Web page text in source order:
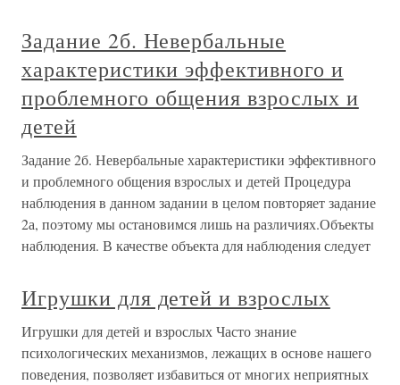
Задание 2б. Невербальные
характеристики эффективного и
проблемного общения взрослых и
детей
Задание 2б. Невербальные характеристики эффективного
и проблемного общения взрослых и детей Процедура
наблюдения в данном задании в целом повторяет задание
2а, поэтому мы остановимся лишь на различиях.Объекты
наблюдения. В качестве объекта для наблюдения следует
Игрушки для детей и взрослых
Игрушки для детей и взрослых Часто знание
психологических механизмов, лежащих в основе нашего
поведения, позволяет избавиться от многих неприятных